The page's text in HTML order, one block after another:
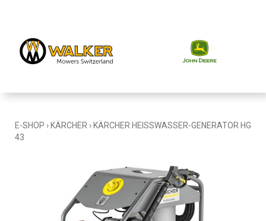
E-SHOP › KÄRCHER › KÄRCHER HEISSWASSER-GENERATOR HG
43